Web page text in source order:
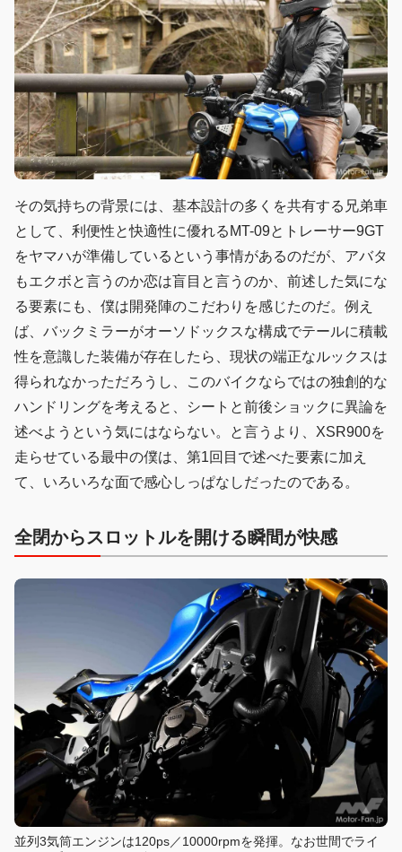
その気持ちの背景には、基本設計の多くを共有する兄弟車
として、利便性と快適性に優れるMT-09とトレーサー9GT
をヤマハが準備しているという事情があるのだが、アバタ
もエクボと言うのか恋は盲目と言うのか、前述した気にな
る要素にも、僕は開発陣のこだわりを感じたのだ。例え
ば、バックミラーがオーソドックスな構成でテールに積載
性を意識した装備が存在したら、現状の端正なルックスは
得られなかっただろうし、このバイクならではの独創的な
ハンドリングを考えると、シートと前後ショックに異論を
述べようという気にはならない。と言うより、XSR900を
走らせている最中の僕は、第1回目で述べた要素に加え
て、いろいろな面で感心しっぱなしだったのである。
全閉からスロットルを開ける瞬間が快感
並列3気筒エンジンは120ps／10000rpmを発揮。なお世間でライ